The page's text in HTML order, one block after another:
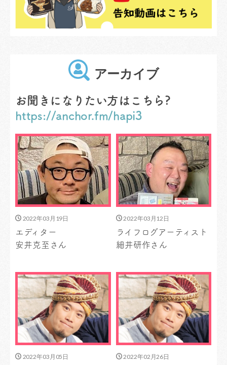
アーカイブ
お聞きになりたい方はこちら?
https://anchor.fm/hapi3
2022年03月19日
エディター
安井克至さん
2022年03月12日
ライフログアーティスト
細井研作さん
2022年03月05日 2022年02月26日